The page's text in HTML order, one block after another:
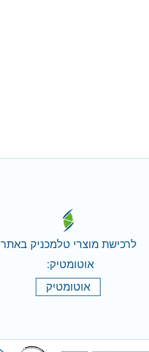
לרכישת מוצרי טלמכניק באתר
אוטומטיק:
אוטומטיק